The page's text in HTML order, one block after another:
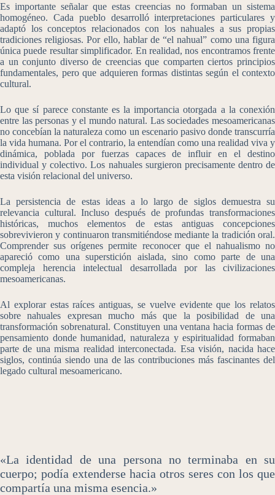
Es importante señalar que estas creencias no formaban un sistema
homogéneo. Cada pueblo desarrolló interpretaciones particulares y
adaptó los conceptos relacionados con los nahuales a sus propias
tradiciones religiosas. Por ello, hablar de “el nahual” como una figura
única puede resultar simplificador. En realidad, nos encontramos frente
a un conjunto diverso de creencias que comparten ciertos principios
fundamentales, pero que adquieren formas distintas según el contexto
cultural.
Lo que sí parece constante es la importancia otorgada a la conexión
entre las personas y el mundo natural. Las sociedades mesoamericanas
no concebían la naturaleza como un escenario pasivo donde transcurría
la vida humana. Por el contrario, la entendían como una realidad viva y
dinámica, poblada por fuerzas capaces de influir en el destino
individual y colectivo. Los nahuales surgieron precisamente dentro de
esta visión relacional del universo.
La persistencia de estas ideas a lo largo de siglos demuestra su
relevancia cultural. Incluso después de profundas transformaciones
históricas, muchos elementos de estas antiguas concepciones
sobrevivieron y continuaron transmitiéndose mediante la tradición oral.
Comprender sus orígenes permite reconocer que el nahualismo no
apareció como una superstición aislada, sino como parte de una
compleja herencia intelectual desarrollada por las civilizaciones
mesoamericanas.
Al explorar estas raíces antiguas, se vuelve evidente que los relatos
sobre nahuales expresan mucho más que la posibilidad de una
transformación sobrenatural. Constituyen una ventana hacia formas de
pensamiento donde humanidad, naturaleza y espiritualidad formaban
parte de una misma realidad interconectada. Esa visión, nacida hace
siglos, continúa siendo una de las contribuciones más fascinantes del
legado cultural mesoamericano.
«La identidad de una persona no terminaba en su
cuerpo; podía extenderse hacia otros seres con los que
compartía una misma esencia.»